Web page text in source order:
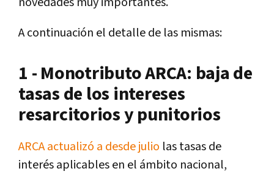
A continuación el detalle de las mismas:
1 - Monotributo ARCA: baja de
tasas de los intereses
resarcitorios y punitorios
ARCA actualizó a desde julio las tasas de
interés aplicables en el ámbito nacional,